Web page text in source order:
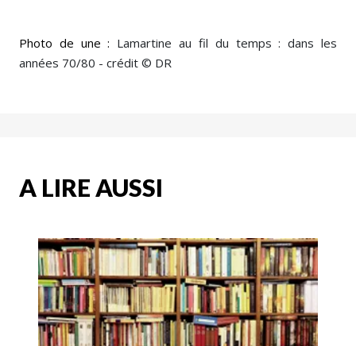
Photo de une : Lamartine au fil du temps : dans les
années 70/80 - crédit © DR
A LIRE AUSSI